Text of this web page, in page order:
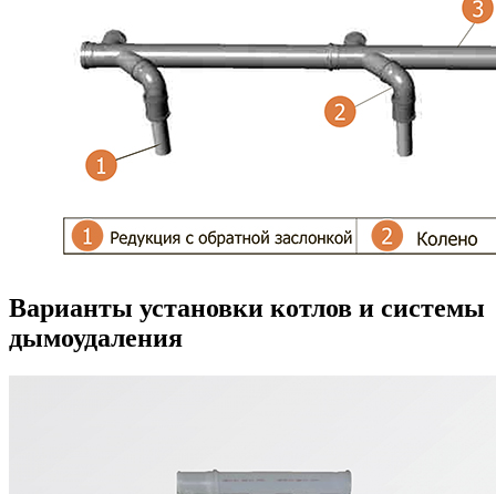
Варианты установки котлов и системы
дымоудаления